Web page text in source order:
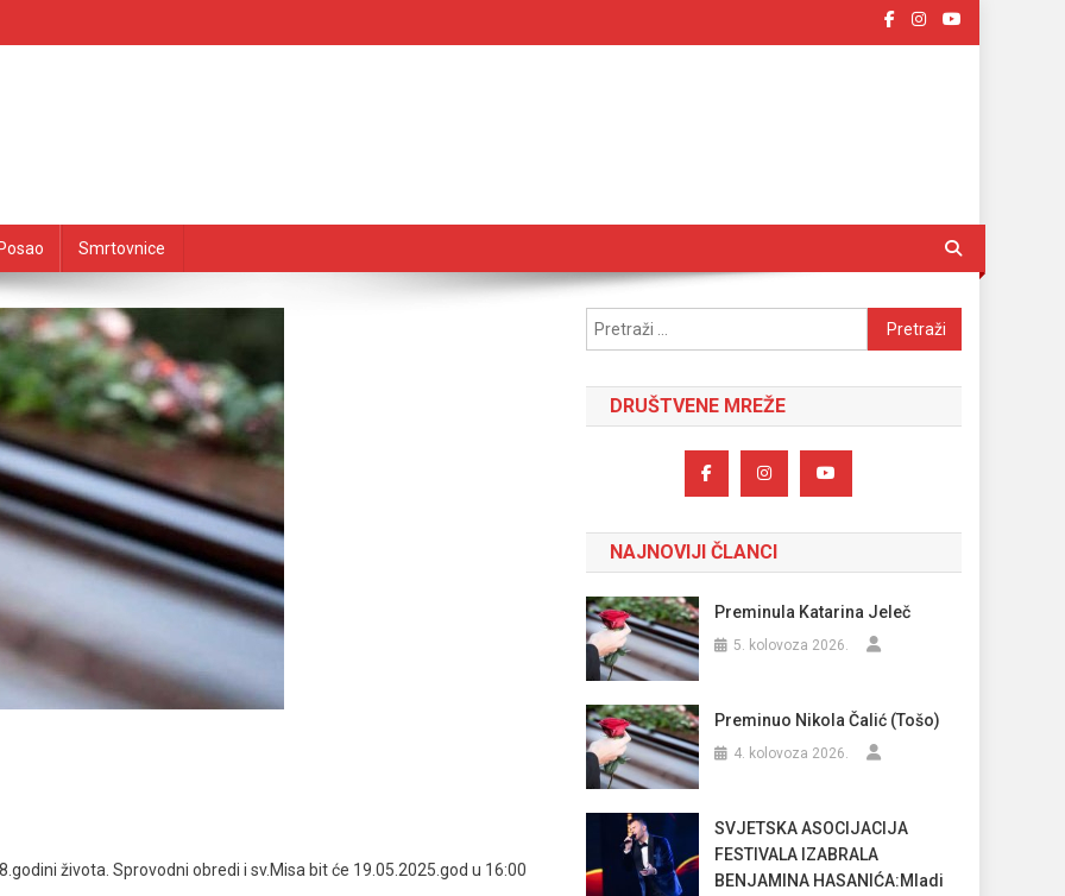
Posao Smrtovnice
života. Sprovodni obredi i sv.Misa bit će 19.05.2025.god u 16:00
Pretraži:
DRUŠTVENE MREŽE
NAJNOVIJI ČLANCI
Preminula Katarina Jeleč
5. kolovoza 2026.
Preminuo Nikola Čalić (Tošo)
4. kolovoza 2026.
SVJETSKA ASOCIJACIJA
FESTIVALA IZABRALA
BENJAMINA HASANIĆA:Mladi